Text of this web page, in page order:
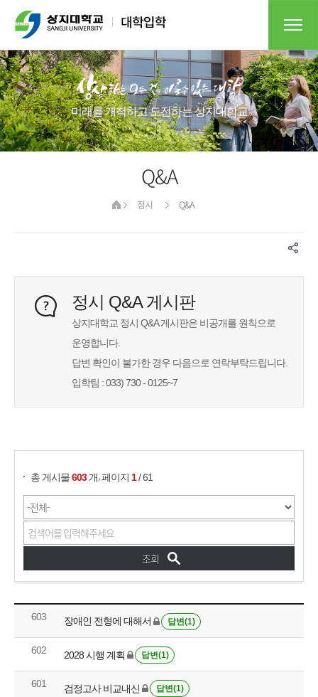
미래를 개척하고 도전하는 상지대학교​
Q&A
정시 Q&A
정시 Q&A 게시판
상지대학교 정시 Q&A 게시판은 비공개를 원칙으로
운영합니다.
답변 확인이 불가한 경우 다음으로 연락부탁드립니다.
입학팀 : 033) 730 - 0125~7
총 게시물603 개,페이지 1/ 61
603 장애인 전형에 대해서 답변(1)
602 2028 시행 계획 답변(1)
601 검정고사 비교내신 답변(1)